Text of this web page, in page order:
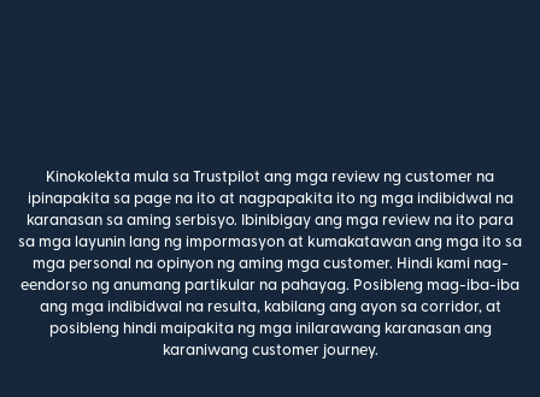
Kinokolekta mula sa Trustpilot ang mga review ng customer na
ipinapakita sa page na ito at nagpapakita ito ng mga indibidwal na
karanasan sa aming serbisyo. Ibinibigay ang mga review na ito para
sa mga layunin lang ng impormasyon at kumakatawan ang mga ito sa
mga personal na opinyon ng aming mga customer. Hindi kami nag-
eendorso ng anumang partikular na pahayag. Posibleng mag-iba-iba
ang mga indibidwal na resulta, kabilang ang ayon sa corridor, at
posibleng hindi maipakita ng mga inilarawang karanasan ang
karaniwang customer journey.